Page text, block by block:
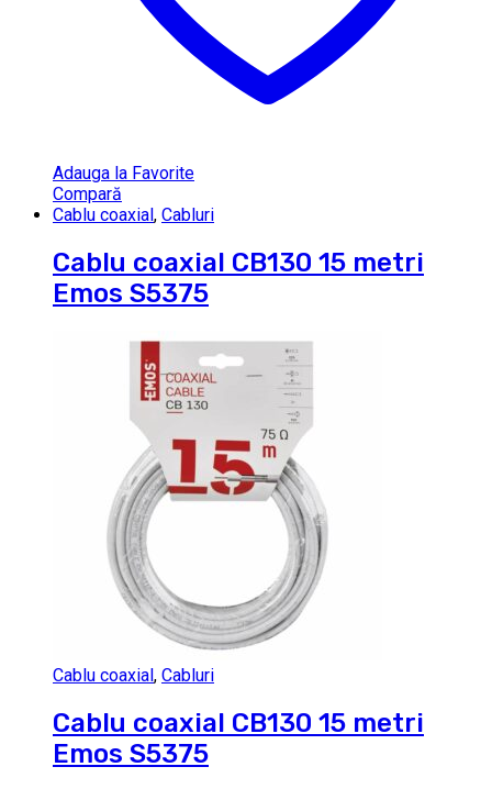
Adauga la Favorite
Compară
Cablu coaxial, Cabluri
Cablu coaxial CB130 15 metri
Emos S5375
Cablu coaxial, Cabluri
Cablu coaxial CB130 15 metri
Emos S5375